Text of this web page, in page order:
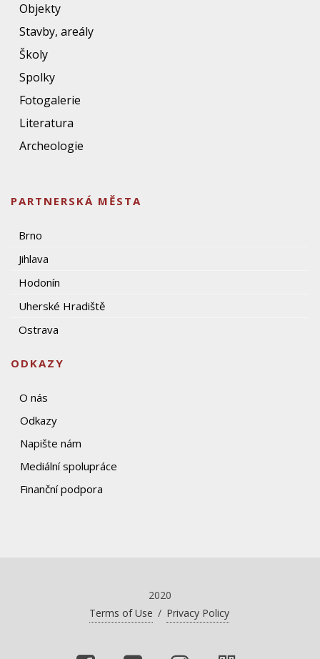
Objekty
Stavby, areály
Školy
Spolky
Fotogalerie
Literatura
Archeologie
PARTNERSKÁ MĚSTA
Brno
Jihlava
Hodonín
Uherské Hradiště
Ostrava
ODKAZY
O nás
Odkazy
Napište nám
Mediální spolupráce
Finanční podpora
2020
Terms of Use / Privacy Policy